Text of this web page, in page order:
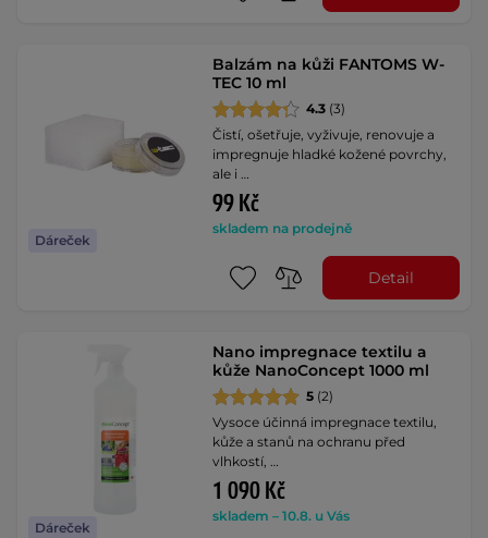
Dáreček
Balzám na kůži FANTOMS W-
TEC 10 ml
4.3 (3)
Čistí, ošetřuje, vyživuje, renovuje a
impregnuje hladké kožené povrchy,
ale i …
99 Kč
skladem na prodejně
Detail
Dáreček
Nano impregnace textilu a
kůže NanoConcept 1000 ml
5 (2)
Vysoce účinná impregnace textilu,
kůže a stanů na ochranu před
vlhkostí, …
1 090 Kč
skladem – 10.8. u Vás